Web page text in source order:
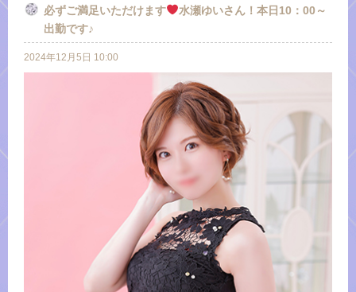
必ずご満足いただけます
水瀬ゆいさん！本日10：00～
出勤です♪
2024年12月5日 10:00